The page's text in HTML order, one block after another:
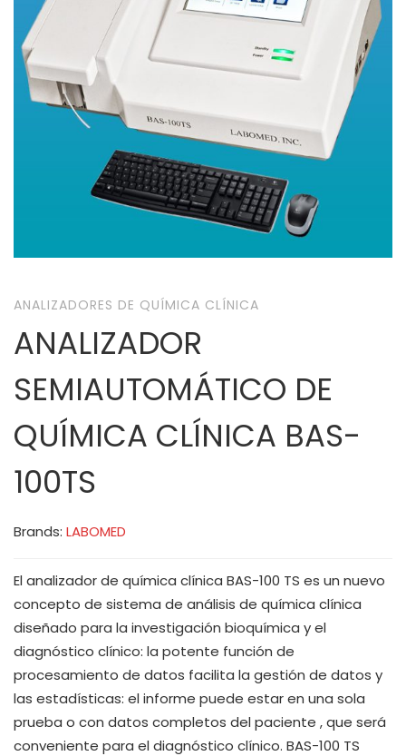
ANALIZADORES DE QUÍMICA CLÍNICA
ANALIZADOR
SEMIAUTOMÁTICO DE
QUÍMICA CLÍNICA BAS-
100TS
Brands: LABOMED
El analizador de química clínica BAS-100 TS es un nuevo
concepto de sistema de análisis de química clínica
diseñado para la investigación bioquímica y el
diagnóstico clínico: la potente función de
procesamiento de datos facilita la gestión de datos y
las estadísticas: el informe puede estar en una sola
prueba o con datos completos del paciente , que será
conveniente para el diagnóstico clínico. BAS-100 TS